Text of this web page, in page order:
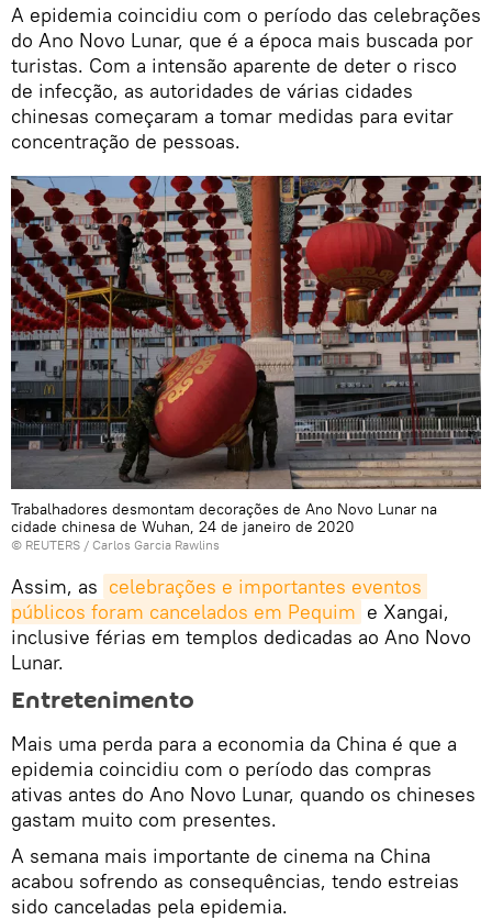
A epidemia coincidiu com o período das celebrações
do Ano Novo Lunar, que é a época mais buscada por
turistas. Com a intensão aparente de deter o risco
de infecção, as autoridades de várias cidades
chinesas começaram a tomar medidas para evitar
concentração de pessoas.
Trabalhadores desmontam decorações de Ano Novo Lunar na
cidade chinesa de Wuhan, 24 de janeiro de 2020
© REUTERS / Carlos Garcia Rawlins
Assim, as celebrações e importantes eventos
públicos foram cancelados em Pequim e Xangai,
inclusive férias em templos dedicadas ao Ano Novo
Lunar.
Entretenimento
Mais uma perda para a economia da China é que a
epidemia coincidiu com o período das compras
ativas antes do Ano Novo Lunar, quando os chineses
gastam muito com presentes.
A semana mais importante de cinema na China
acabou sofrendo as consequências, tendo estreias
sido canceladas pela epidemia.